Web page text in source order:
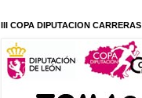
III COPA DIPUTACION CARRERAS